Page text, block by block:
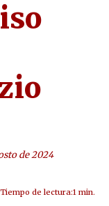
de 2024
Tiempo de lectura:1 min.